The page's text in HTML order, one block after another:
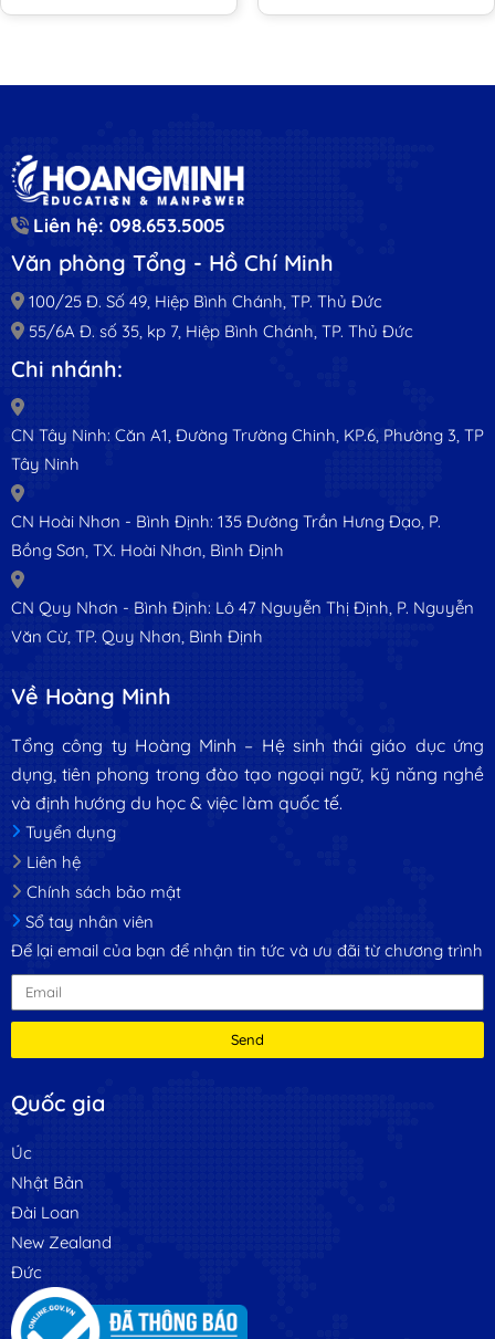
Liên hệ: 098.653.5005
Văn phòng Tổng - Hồ Chí Minh
100/25 Đ. Số 49, Hiệp Bình Chánh, TP. Thủ Đức
55/6A Đ. số 35, kp 7, Hiệp Bình Chánh, TP. Thủ Đức
Chi nhánh:
CN Tây Ninh: Căn A1, Đường Trường Chinh, KP.6, Phường 3, TP
Tây Ninh
CN Hoài Nhơn - Bình Định: 135 Đường Trần Hưng Đạo, P.
Bồng Sơn, TX. Hoài Nhơn, Bình Định
CN Quy Nhơn - Bình Định: Lô 47 Nguyễn Thị Định, P. Nguyễn
Văn Cừ, TP. Quy Nhơn, Bình Định
Về Hoàng Minh
Tổng công ty Hoàng Minh – Hệ sinh thái giáo dục ứng
dụng, tiên phong trong đào tạo ngoại ngữ, kỹ năng nghề
và định hướng du học & việc làm quốc tế.
Tuyển dụng
Liên hệ
Chính sách bảo mật
Sổ tay nhân viên
Để lại email của bạn để nhận tin tức và ưu đãi từ chương trình
Send
Quốc gia
Úc
Nhật Bản
Đài Loan
New Zealand
Đức